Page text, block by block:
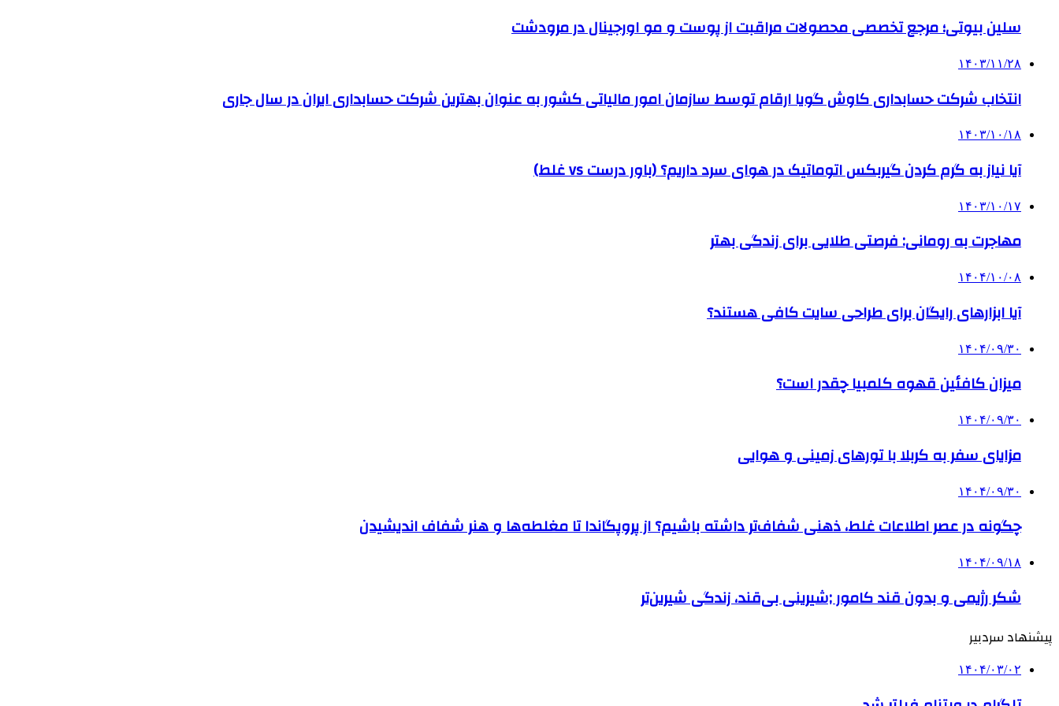
سلین بیوتی؛ مرجع تخصصی محصولات مراقبت از پوست و مو اورجینال در مرودشت
۱۴۰۳/۱۱/۲۸
انتخاب شرکت حسابداری کاوش گویا ارقام توسط سازمان امور مالیاتی کشور به عنوان بهترین شرکت حسابداری ایران در سال جاری
۱۴۰۳/۱۰/۱۸
آیا نیاز به گرم کردن گیربکس اتوماتیک در هوای سرد داریم؟ (باور درست vs غلط)
۱۴۰۳/۱۰/۱۷
مهاجرت به رومانی: فرصتی طلایی برای زندگی بهتر
۱۴۰۴/۱۰/۰۸
آیا ابزارهای رایگان برای طراحی سایت کافی هستند؟
۱۴۰۴/۰۹/۳۰
میزان کافئین قهوه کلمبیا چقدر است؟
۱۴۰۴/۰۹/۳۰
مزایای سفر به کربلا با تورهای زمینی و هوایی
۱۴۰۴/۰۹/۳۰
چگونه در عصر اطلاعات غلط، ذهنی شفاف‌تر داشته باشیم؟ از پروپگاندا تا مغلطه‌ها و هنر شفاف اندیشیدن
۱۴۰۴/۰۹/۱۸
شکر رژیمی و بدون قند کامور ;شیرینی بی‌قند، زندگی شیرین‌تر
پیشنهاد سردبیر
۱۴۰۴/۰۳/۰۲